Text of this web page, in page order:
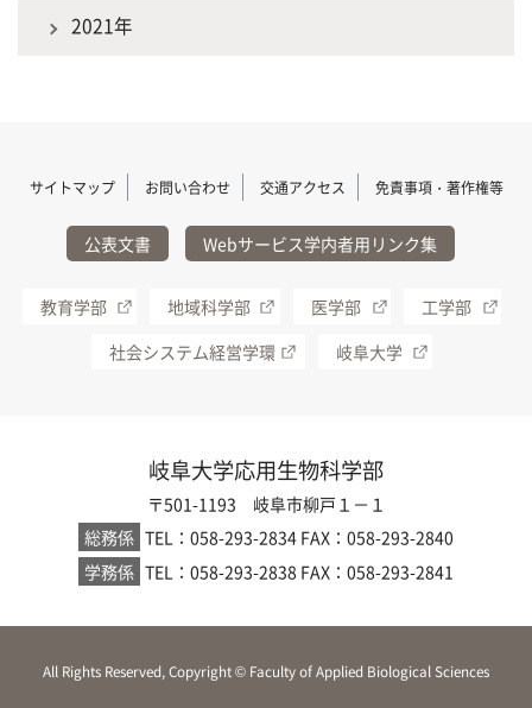
2021年
サイトマップ お問い合わせ 交通アクセス 免責事項・著作権等
公表文書 Webサービス学内者用リンク集
教育学部 地域科学部 医学部
工学部
社会システム経営学環
岐阜大学
岐阜大学応用生物科学部
〒501-1193 岐阜市柳戸１－１
総務係 TEL：058-293-2834 FAX：058-293-2840
学務係 TEL：058-293-2838 FAX：058-293-2841
All Rights Reserved, Copyright © Faculty of Applied Biological Sciences